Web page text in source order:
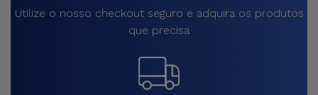
Utilize o nosso checkout seguro e adquira os produtos
que precisa